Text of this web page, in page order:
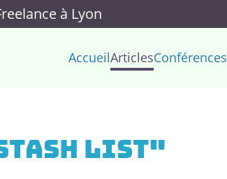
à Lyon
AccueilArticlesConférences
list"